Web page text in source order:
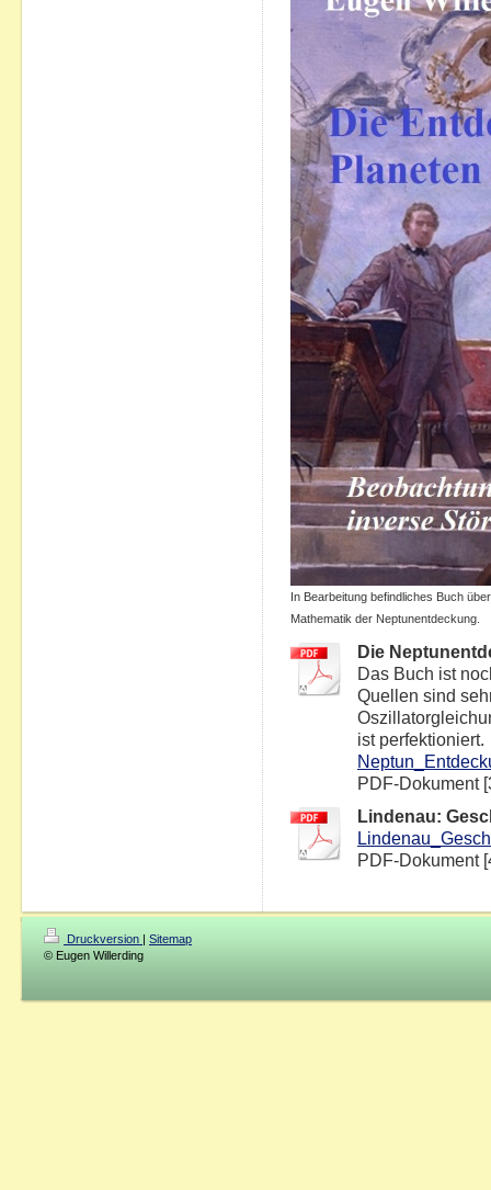
In Bearbeitung befindliches Buch
Mathematik der Neptunentdeckung.
Die
Das Buch ist
Quellen sind
ist perfektioniert.
PDF-Dokument
Lindenau:
PDF-Dokument
Druckversion | Sitemap
© Eugen Willerding